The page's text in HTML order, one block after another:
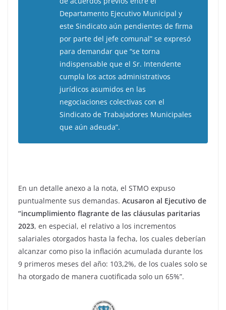
Departamento Ejecutivo Municipal y
este Sindicato aún pendientes de firma
por parte del jefe comunal” se expresó
para demandar que “se torna
indispensable que el Sr. Intendente
cumpla los actos administrativos
jurídicos asumidos en las
negociaciones colectivas con el
Sindicato de Trabajadores Municipales
que aún adeuda”.
En un detalle anexo a la nota, el STMO expuso
puntualmente sus demandas. Acusaron al Ejecutivo de
“incumplimiento flagrante de las cláusulas paritarias
2023, en especial, el relativo a los incrementos
salariales otorgados hasta la fecha, los cuales deberían
alcanzar como piso la inflación acumulada durante los
9 primeros meses del año: 103,2%, de los cuales solo se
ha otorgado de manera cuotificada solo un 65%”.